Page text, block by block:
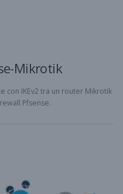
Mikrotik
con IKEv2 tra un router Mikrotik
Pfsense.